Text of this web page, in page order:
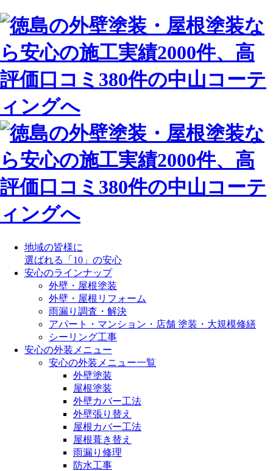
地域の皆様に
選ばれる「10」の安心
安心のラインナップ
外壁・屋根塗装
外壁・屋根リフォーム
雨漏り調査・解決
アパート・マンション・店舗 塗装・大規模修繕
シーリング工事
安心の外装メニュー
安心の外装メニュー一覧
外壁塗装
屋根塗装
外壁カバー工法
外壁張り替え
屋根カバー工法
屋根葺き替え
雨漏り修理
防水工事